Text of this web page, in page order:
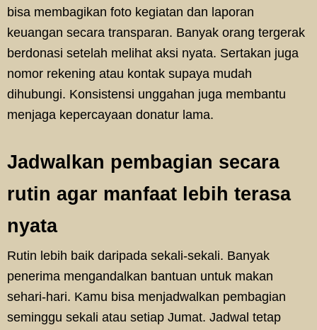
bisa membagikan foto kegiatan dan laporan
keuangan secara transparan. Banyak orang tergerak
berdonasi setelah melihat aksi nyata. Sertakan juga
nomor rekening atau kontak supaya mudah
dihubungi. Konsistensi unggahan juga membantu
menjaga kepercayaan donatur lama.
Jadwalkan pembagian secara
rutin agar manfaat lebih terasa
nyata
Rutin lebih baik daripada sekali-sekali. Banyak
penerima mengandalkan bantuan untuk makan
sehari-hari. Kamu bisa menjadwalkan pembagian
seminggu sekali atau setiap Jumat. Jadwal tetap